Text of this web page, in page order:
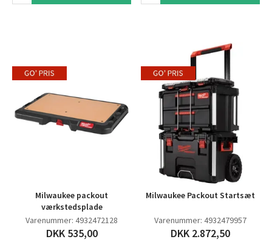
Milwaukee packout
værkstedsplade
Varenummer: 4932472128
DKK 535,00
Milwaukee Packout Startsæt
Varenummer: 4932479957
DKK 2.872,50